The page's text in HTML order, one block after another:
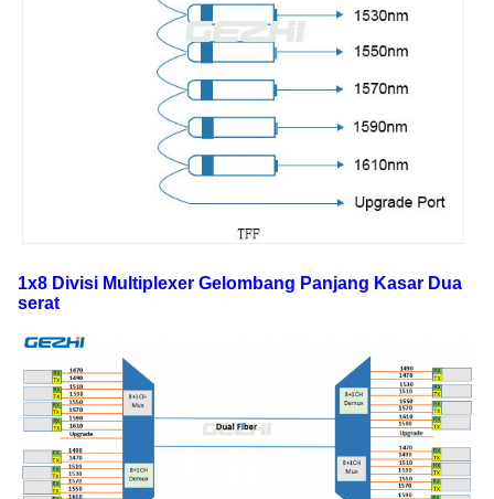
1x8 Divisi Multiplexer Gelombang Panjang Kasar Dua
serat